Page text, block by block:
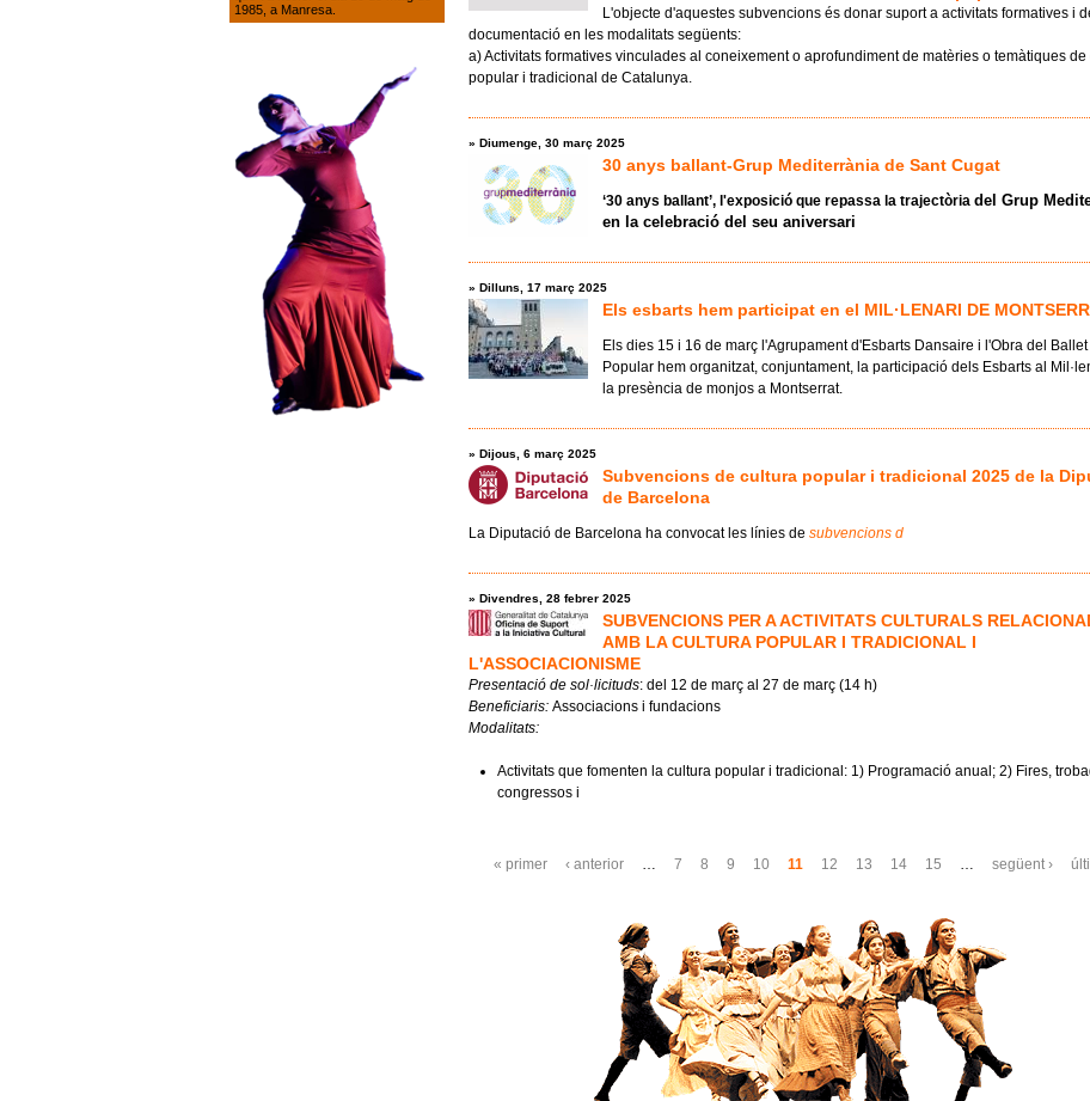
L'objecte d'aquestes subvencions és donar suport a activitats formatives i
documentació en les modalitats següents:
a) Activitats formatives vinculades al coneixement o aprofundiment de matèries o temàtiques de
popular i tradicional de Catalunya.
» Diumenge, 30 març 2025
30 anys ballant-Grup Mediterrània de Sant Cugat
‘30 anys ballant’, l'exposició que repassa la trajectòria del Grup
en la celebració del seu aniversari
» Dilluns, 17 març 2025
Els esbarts hem participat en el MIL·LENARI DE
Els dies 15 i 16 de març l'Agrupament d'Esbarts Dansaire i l'Obra del Ballet
Popular hem organitzat, conjuntament, la participació dels Esbarts al
la presència de monjos a Montserrat.
» Dijous, 6 març 2025
Subvencions de cultura popular i tradicional 2025 de la
de Barcelona
La Diputació de Barcelona ha convocat les línies de subvencions d
» Divendres, 28 febrer 2025
SUBVENCIONS PER A ACTIVITATS CULTURALS
AMB LA CULTURA POPULAR I TRADICIONAL I
L'ASSOCIACIONISME
Presentació de sol·licituds: del 12 de març al 27 de març (14 h)
Beneficiaris: Associacions i fundacions
Modalitats:
Activitats que fomenten la cultura popular i tradicional: 1) Programació anual; 2) Fires,
congressos i
Pàgines
« primer ‹ anterior 7 8 9 10 11 12 13 14 15 següent ›
1985, a Manresa.